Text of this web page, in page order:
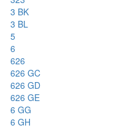
3 BK
3 BL
5
6
626
626 GC
626 GD
626 GE
6 GG
6 GH